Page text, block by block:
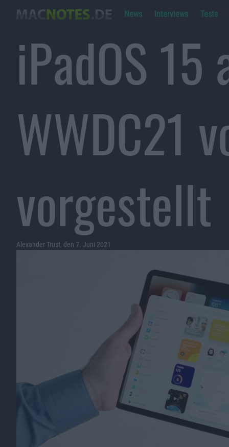
News Interviews Tests
iPadOS 15
WWDC21
vorgestellt
Alexander Trust, den 7. Juni 2021